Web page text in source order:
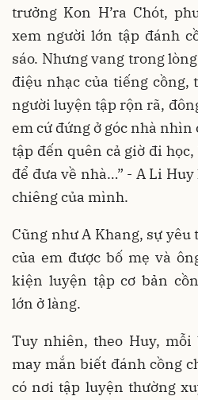
trưởng Kon H’ra Chót,
xem người lớn tập đánh
sáo. Nhưng vang trong
điệu nhạc của tiếng cồng,
người luyện tập rộn rã,
em cứ đứng ở góc nhà nhìn
tập đến quên cả giờ đi
để đưa về nhà…” - A Li
chiêng của mình.
Cũng như A Khang, sự
của em được bố mẹ và
kiện luyện tập cơ bản
lớn ở làng.
Tuy nhiên, theo Huy,
may mắn biết đánh cồng
có nơi tập luyện thường